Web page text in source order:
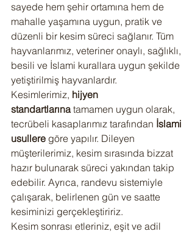
sayede hem şehir ortamına hem de
mahalle yaşamına uygun, pratik ve
düzenli bir kesim süreci sağlanır. Tüm
hayvanlarımız, veteriner onaylı, sağlıklı,
besili ve İslami kurallara uygun şekilde
yetiştirilmiş hayvanlardır.
Kesimlerimiz, hijyen
standartlarına tamamen uygun olarak,
tecrübeli kasaplarımız tarafından İslami
usullere göre yapılır. Dileyen
müşterilerimiz, kesim sırasında bizzat
hazır bulunarak süreci yakından takip
edebilir. Ayrıca, randevu sistemiyle
çalışarak, belirlenen gün ve saatte
kesiminizi gerçekleştiririz.
Kesim sonrası etleriniz, eşit ve adil